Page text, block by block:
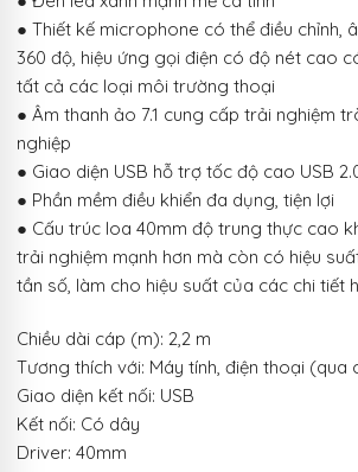
● Thiết kế microphone có thể điều chỉnh,
360 độ, hiệu ứng gọi điện có độ nét cao
tất cả các loại môi trường thoại
● Âm thanh ảo 7.1 cung cấp trải nghiệm
nghiệp
● Giao diện USB hỗ trợ tốc độ cao USB
● Phần mềm điều khiển đa dụng, tiện lợi
● Cấu trúc loa 40mm độ trung thực cao
trải nghiệm mạnh hơn mà còn có hiệu
tần số, làm cho hiệu suất của các chi tiết
Chiều dài cáp (m): 2,2 m
Tương thích với: Máy tính, điện thoại (qua
Giao diện kết nối: USB
Kết nối: Có dây
Driver: 40mm